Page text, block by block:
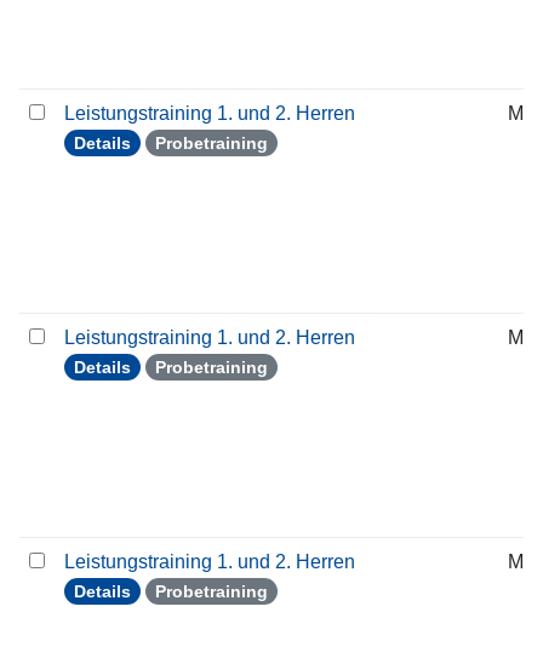
Leistungstraining 1. und 2. Herren
Details Probetraining
Leistungstraining 1. und 2. Herren
Details Probetraining
Leistungstraining 1. und 2. Herren
Details Probetraining